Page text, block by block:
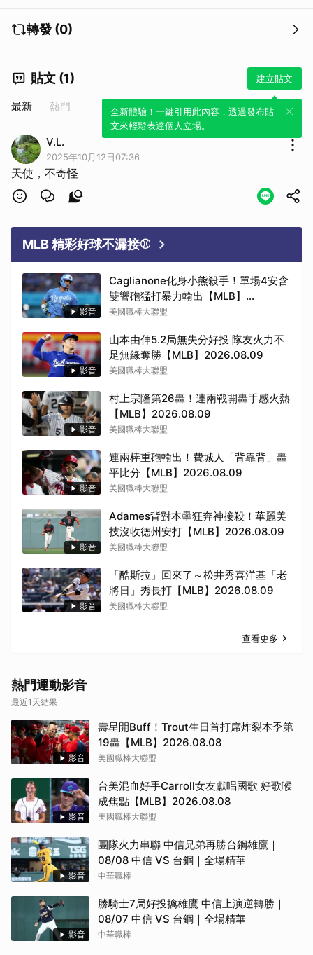
轉發 (0)
貼文 (1) 建立貼文
全新體驗！一鍵引用此內容，透過發布貼
文來輕鬆表達個人立場。
最新 熱門
V.L.
2025年10月12日07:36
天使，不奇怪
MLB 精彩好球不漏接⚾
影音
Caglianone化身小熊殺手！單場4安含
雙響砲猛打暴力輸出【MLB】
2026.08.09
美國職棒大聯盟
影音
山本由伸5.2局無失分好投 隊友火力不
足無緣奪勝【MLB】2026.08.09
美國職棒大聯盟
影音
村上宗隆第26轟！連兩戰開轟手感火熱
【MLB】2026.08.09
美國職棒大聯盟
影音
連兩棒重砲輸出！費城人「背靠背」轟
平比分【MLB】2026.08.09
美國職棒大聯盟
影音
Adames背對本壘狂奔神接殺！華麗美
技沒收德州安打【MLB】2026.08.09
美國職棒大聯盟
影音
「酷斯拉」回來了～松井秀喜洋基「老
將日」秀長打【MLB】2026.08.09
美國職棒大聯盟
查看更多
熱門運動影音
最近1天結果
影音
壽星開Buff！Trout生日首打席炸裂本季第
19轟【MLB】2026.08.08
美國職棒大聯盟
影音
台美混血好手Carroll女友獻唱國歌 好歌喉
成焦點【MLB】2026.08.08
美國職棒大聯盟
影音
團隊火力串聯 中信兄弟再勝台鋼雄鷹｜
08/08 中信 VS 台鋼｜全場精華
中華職棒
影音
勝騎士7局好投擒雄鷹 中信上演逆轉勝｜
08/07 中信 VS 台鋼｜全場精華
中華職棒
取消